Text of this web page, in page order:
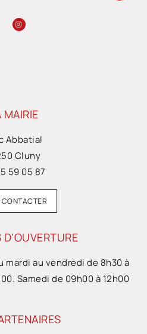
MAIRIE
Abbatial
Cluny
59 05 87
CONTACTER
D'OUVERTURE
mardi au vendredi de 8h30 à
Samedi de 09h00 à 12h00